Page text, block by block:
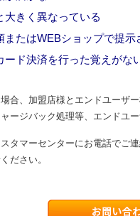
大きく異なっている
またはWEBショップで提示
ード決済を行った覚えがな
合、加盟店様とエンドユーザ
ージバック処理等、エンドユ
タマーセンターにお電話でご連
ださい。